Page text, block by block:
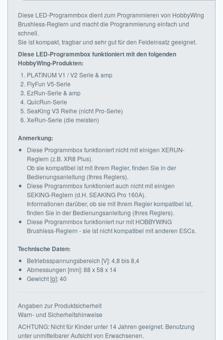
KONTAKT
WARENKORB
Diese LED-Programmbox dient zum Programmieren von HobbyWing
Brushless-Reglern und macht die Programmierung einfach und
schnell.
Sie ist kompakt, tragbar und sehr gut für den Feldeinsatz geeignet.
Diese LED-Programmbox funktioniert mit den folgenden
HobbyWing-Produkten:
PLATINUM V1 / V2 Serie & amp
FlyFun V5-Serie
EzRun-Serie & amp
QuicRun-Serie
SeaKing V3 Reihe (nicht Pro-Serie)
XeRun-Serie (die meisten)
Anmerkung:
Diese Programmbox funktioniert nicht mit einigen XERUN-
Reglern (z.B. XR8 Plus).
Ob sie kompatibel ist mit Ihrem Regler, finden Sie in der
Bedienungsanleitung (Ihres Reglers).
Diese Programmbox funktioniert auch nicht mit einigen
SEKING-Reglern (d.H. SEAKING Pro 160A).
Informationen darüber, ob sie mit Ihrem Regler kompatibel ist,
finden Sie in der Bedienungsanleitung (Ihres Reglers).
Diese Programmbox funktioniert nur mit HOBBYWING
Brushless-Reglern - sie ist nicht kompatibel mit anderen ESCs.
Technische Daten:
Betriebsspannungsbereich [V]: 4,8 bis 8,4
Abmessungen [mm]: 88 x 58 x 14
Gewicht [g]: 40
Angaben zur Produktsicherheit
Warn- und Sicherheitshinweise
ACHTUNG: Nicht für Kinder unter 14 Jahren geeignet. Benutzung
unter unmittelbarer Aufsicht von Erwachsenen.